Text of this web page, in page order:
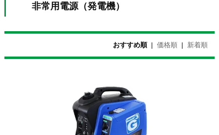
非常用電源（発電機）
おすすめ順|価格順 | 新着順